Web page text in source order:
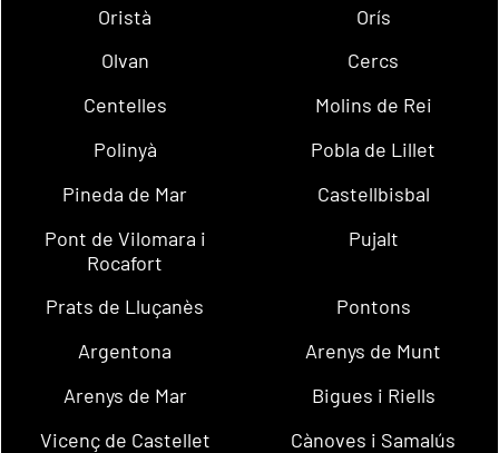
Oristà
Orís
Olvan
Cercs
Centelles
Molins de Rei
Polinyà
Pobla de Lillet
Pineda de Mar
Castellbisbal
Pont de Vilomara i
Rocafort
Pujalt
Prats de Lluçanès
Pontons
Argentona
Arenys de Munt
Arenys de Mar
Bigues i Riells
Vicenç de Castellet
Cànoves i Samalús